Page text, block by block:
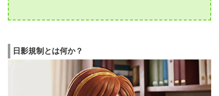
日影規制とは何か？